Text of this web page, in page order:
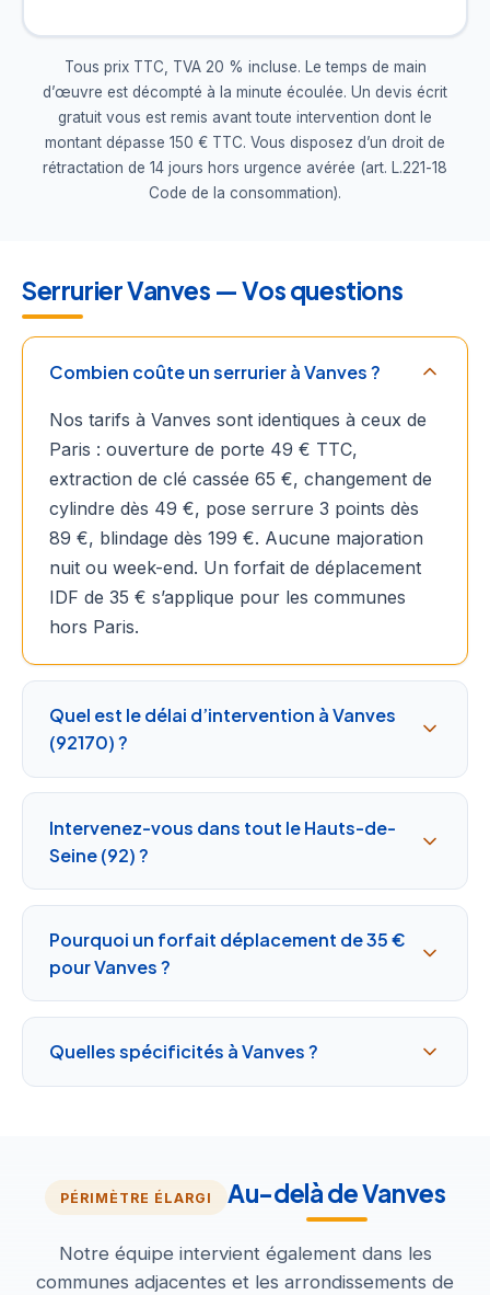
Tous prix TTC, TVA 20 % incluse. Le temps de main
d’œuvre est décompté à la minute écoulée. Un devis écrit
gratuit vous est remis avant toute intervention dont le
montant dépasse 150 € TTC. Vous disposez d’un droit de
rétractation de 14 jours hors urgence avérée (art. L.221-18
Code de la consommation).
Serrurier Vanves — Vos questions
Combien coûte un serrurier à Vanves ?
Nos tarifs à Vanves sont identiques à ceux de
Paris : ouverture de porte 49 € TTC,
extraction de clé cassée 65 €, changement de
cylindre dès 49 €, pose serrure 3 points dès
89 €, blindage dès 199 €. Aucune majoration
nuit ou week-end. Un forfait de déplacement
IDF de 35 € s’applique pour les communes
hors Paris.
Quel est le délai d’intervention à Vanves
(92170) ?
Intervenez-vous dans tout le Hauts-de-
Seine (92) ?
Pourquoi un forfait déplacement de 35 €
pour Vanves ?
Quelles spécificités à Vanves ?
PÉRIMÈTRE ÉLARGI Au-delà de Vanves
Notre équipe intervient également dans les
communes adjacentes et les arrondissements de